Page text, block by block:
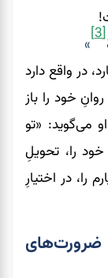
[3]
»
در واقع دارد
خود را باز
می‌گوید: «تو
را، تحویلِ
را، در اختیارِ
ضرورت‌های